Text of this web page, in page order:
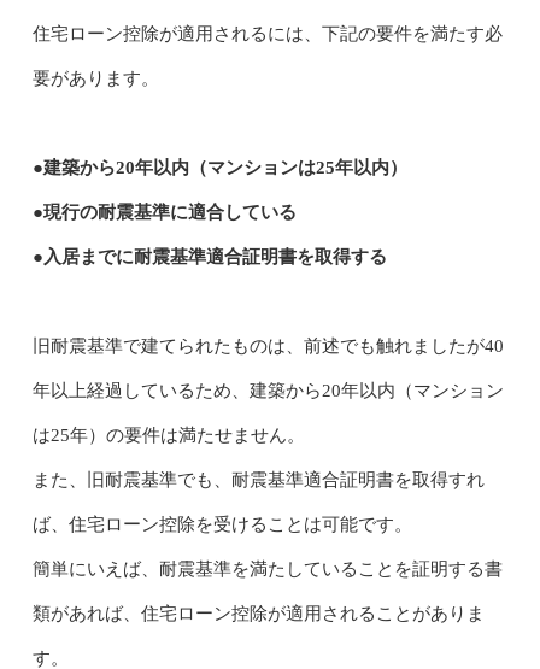
住宅ローン控除が適用されるには、下記の要件を満たす必
要があります。
●建築から20年以内（マンションは25年以内）
●現行の耐震基準に適合している
●入居までに耐震基準適合証明書を取得する
旧耐震基準で建てられたものは、前述でも触れましたが40
年以上経過しているため、建築から20年以内（マンション
は25年）の要件は満たせません。
また、旧耐震基準でも、耐震基準適合証明書を取得すれ
ば、住宅ローン控除を受けることは可能です。
簡単にいえば、耐震基準を満たしていることを証明する書
類があれば、住宅ローン控除が適用されることがありま
す。